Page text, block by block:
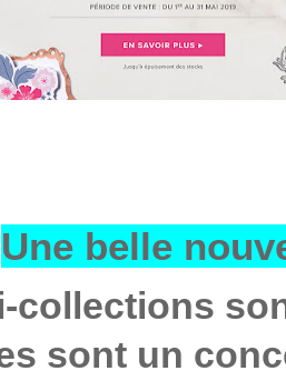
Une belle
collections
sont un